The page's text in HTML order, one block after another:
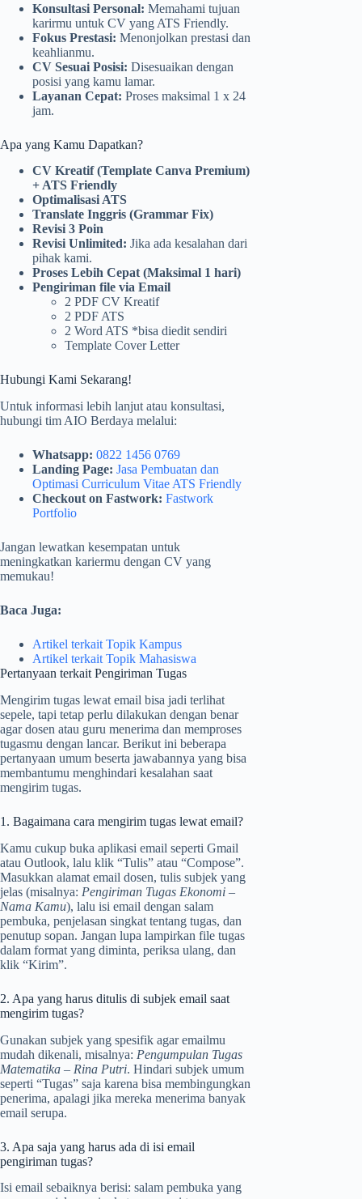
Konsultasi Personal: Memahami tujuan
karirmu untuk CV yang ATS Friendly.
Fokus Prestasi: Menonjolkan prestasi dan
keahlianmu.
CV Sesuai Posisi: Disesuaikan dengan
posisi yang kamu lamar.
Layanan Cepat: Proses maksimal 1 x 24
jam.
Apa yang Kamu Dapatkan?
CV Kreatif (Template Canva Premium)
+ ATS Friendly
Optimalisasi ATS
Translate Inggris (Grammar Fix)
Revisi 3 Poin
Revisi Unlimited: Jika ada kesalahan dari
pihak kami.
Proses Lebih Cepat (Maksimal 1 hari)
Pengiriman file via Email
2 PDF CV Kreatif
2 PDF ATS
2 Word ATS *bisa diedit sendiri
Template Cover Letter
Hubungi Kami Sekarang!
Untuk informasi lebih lanjut atau konsultasi,
hubungi tim AIO Berdaya melalui:
Whatsapp: 0822 1456 0769
Landing Page: Jasa Pembuatan dan
Optimasi Curriculum Vitae ATS Friendly
Checkout on Fastwork: Fastwork
Portfolio
Jangan lewatkan kesempatan untuk
meningkatkan kariermu dengan CV yang
memukau!
Baca Juga:
Artikel terkait Topik Kampus
Artikel terkait Topik Mahasiswa
Pertanyaan terkait Pengiriman Tugas
Mengirim tugas lewat email bisa jadi terlihat
sepele, tapi tetap perlu dilakukan dengan benar
agar dosen atau guru menerima dan memproses
tugasmu dengan lancar. Berikut ini beberapa
pertanyaan umum beserta jawabannya yang bisa
membantumu menghindari kesalahan saat
mengirim tugas.
1. Bagaimana cara mengirim tugas lewat email?
Kamu cukup buka aplikasi email seperti Gmail
atau Outlook, lalu klik “Tulis” atau “Compose”.
Masukkan alamat email dosen, tulis subjek yang
jelas (misalnya: Pengiriman Tugas Ekonomi –
Nama Kamu), lalu isi email dengan salam
pembuka, penjelasan singkat tentang tugas, dan
penutup sopan. Jangan lupa lampirkan file tugas
dalam format yang diminta, periksa ulang, dan
klik “Kirim”.
2. Apa yang harus ditulis di subjek email saat
mengirim tugas?
Gunakan subjek yang spesifik agar emailmu
mudah dikenali, misalnya: Pengumpulan Tugas
Matematika – Rina Putri. Hindari subjek umum
seperti “Tugas” saja karena bisa membingungkan
penerima, apalagi jika mereka menerima banyak
email serupa.
3. Apa saja yang harus ada di isi email
pengiriman tugas?
Isi email sebaiknya berisi: salam pembuka yang